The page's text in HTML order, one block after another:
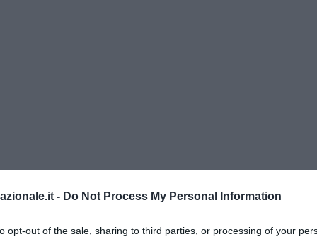
- Do Not Process My Personal Information
opt-out of the sale, sharing to third parties, or processing of your